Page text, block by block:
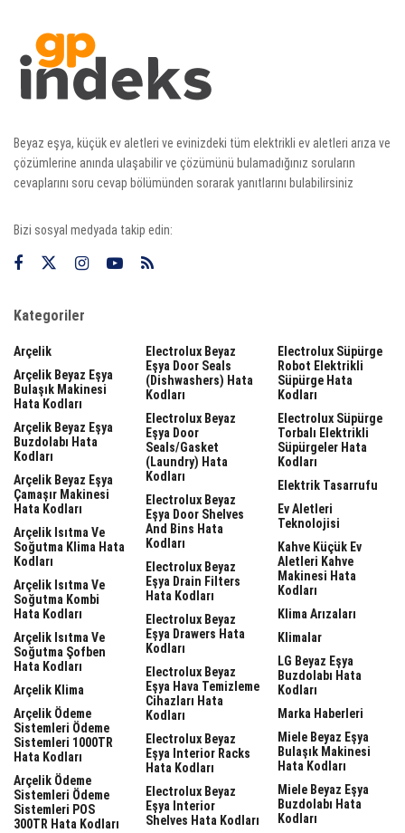
Beyaz eşya, küçük ev aletleri ve evinizdeki tüm elektrikli ev aletleri arıza ve
çözümlerine anında ulaşabilir ve çözümünü bulamadığınız soruların
cevaplarını soru cevap bölümünden sorarak yanıtlarını bulabilirsiniz
Bizi sosyal medyada takip edin:
Kategoriler
Arçelik
Arçelik Beyaz Eşya
Bulaşık Makinesi
Hata Kodları
Arçelik Beyaz Eşya
Buzdolabı Hata
Kodları
Arçelik Beyaz Eşya
Çamaşır Makinesi
Hata Kodları
Arçelik Isıtma Ve
Soğutma Klima Hata
Kodları
Arçelik Isıtma Ve
Soğutma Kombi
Hata Kodları
Arçelik Isıtma Ve
Soğutma Şofben
Hata Kodları
Arçelik Klima
Arçelik Ödeme
Sistemleri Ödeme
Sistemleri 1000TR
Hata Kodları
Arçelik Ödeme
Sistemleri Ödeme
Sistemleri POS
300TR Hata Kodları
Electrolux Beyaz
Eşya Door Seals
(dishwashers) Hata
Kodları
Electrolux Beyaz
Eşya Door
Seals/gasket
(laundry) Hata
Kodları
Electrolux Beyaz
Eşya Door Shelves
And Bins Hata
Kodları
Electrolux Beyaz
Eşya Drain Filters
Hata Kodları
Electrolux Beyaz
Eşya Drawers Hata
Kodları
Electrolux Beyaz
Eşya Hava Temizleme
Cihazları Hata
Kodları
Electrolux Beyaz
Eşya Interior Racks
Hata Kodları
Electrolux Beyaz
Eşya Interior
Shelves Hata Kodları
Electrolux Süpürge
Robot Elektrikli
Süpürge Hata
Kodları
Electrolux Süpürge
Torbalı Elektrikli
Süpürgeler Hata
Kodları
Elektrik Tasarrufu
Ev Aletleri
Teknolojisi
Kahve Küçük Ev
Aletleri Kahve
Makinesi Hata
Kodları
Klima Arızaları
Klimalar
LG Beyaz Eşya
Buzdolabı Hata
Kodları
Marka Haberleri
Miele Beyaz Eşya
Bulaşık Makinesi
Hata Kodları
Miele Beyaz Eşya
Buzdolabı Hata
Kodları